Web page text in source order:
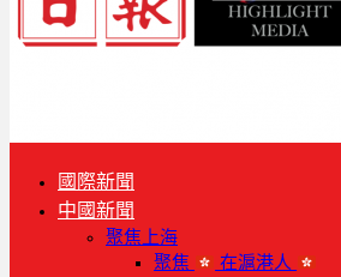
國際新聞
中國新聞
聚焦上海
聚焦
在滬港人